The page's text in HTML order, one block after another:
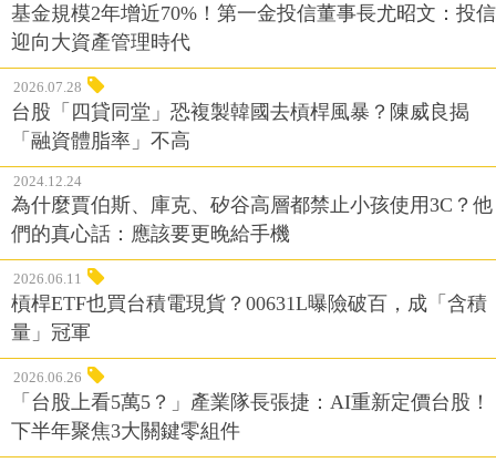
基金規模2年增近70%！第一金投信董事長尤昭文：投信
迎向大資產管理時代
2026.07.28
台股「四貸同堂」恐複製韓國去槓桿風暴？陳威良揭
「融資體脂率」不高
2024.12.24
為什麼賈伯斯、庫克、矽谷高層都禁止小孩使用3C？他
們的真心話：應該要更晚給手機
2026.06.11
槓桿ETF也買台積電現貨？00631L曝險破百，成「含積
量」冠軍
2026.06.26
「台股上看5萬5？」產業隊長張捷：AI重新定價台股！
下半年聚焦3大關鍵零組件